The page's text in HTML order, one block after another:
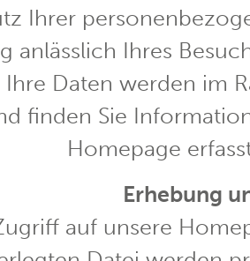
Ihrer
anlässlich Ihres
Ihre Daten werden im
finden Sie
Homepage
Erhebung
auf unsere